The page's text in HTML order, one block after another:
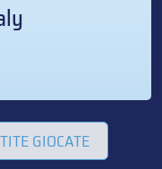
GIOCATE